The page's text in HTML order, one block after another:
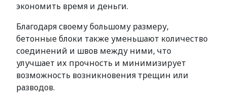
экономить время и деньги.
Благодаря своему большому размеру,
бетонные блоки также уменьшают количество
соединений и швов между ними, что
улучшает их прочность и минимизирует
возможность возникновения трещин или
разводов.